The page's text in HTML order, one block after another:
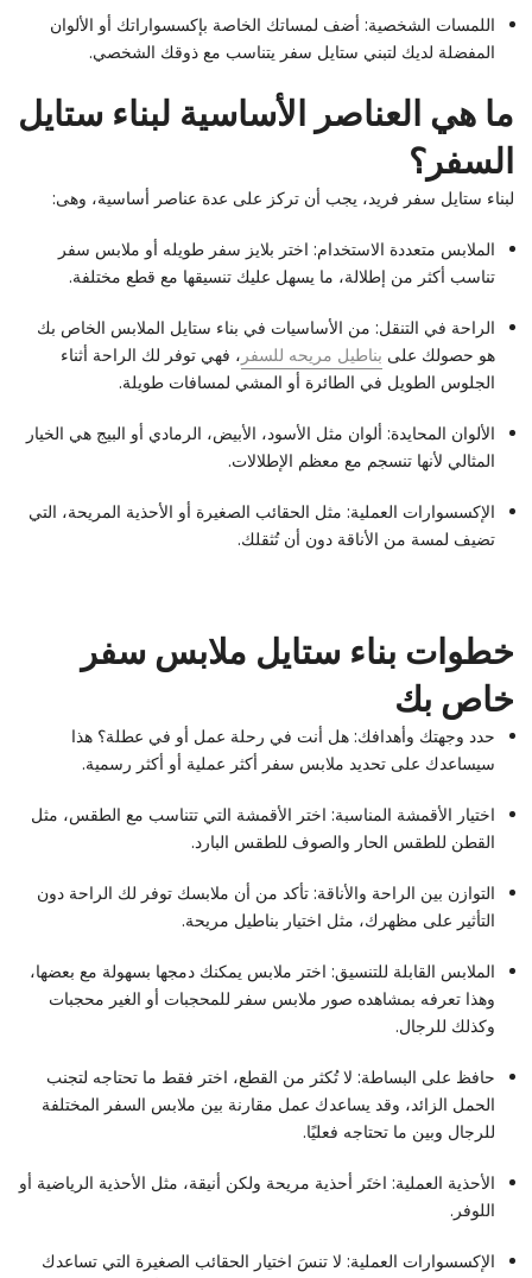
اللمسات الشخصية: أضف لمساتك الخاصة بإكسسواراتك أو الألوان
المفضلة لديك لتبني ستايل سفر يتناسب مع ذوقك الشخصي.
ما هي العناصر الأساسية لبناء ستايل
السفر؟
لبناء ستايل سفر فريد، يجب أن تركز على عدة عناصر أساسية، وهى:
الملابس متعددة الاستخدام: اختر بلايز سفر طويله أو ملابس سفر
تناسب أكثر من إطلالة، ما يسهل عليك تنسيقها مع قطع مختلفة.
الراحة في التنقل: من الأساسيات في بناء ستايل الملابس الخاص بك
هو حصولك على بناطيل مريحه للسفر ، فهي توفر لك الراحة أثناء
الجلوس الطويل في الطائرة أو المشي لمسافات طويلة.
الألوان المحايدة: ألوان مثل الأسود، الأبيض، الرمادي أو البيج هي الخيار
المثالي لأنها تنسجم مع معظم الإطلالات.
الإكسسوارات العملية: مثل الحقائب الصغيرة أو الأحذية المريحة، التي
تضيف لمسة من الأناقة دون أن تُثقلك.
خطوات بناء ستايل ملابس سفر
خاص بك
حدد وجهتك وأهدافك: هل أنت في رحلة عمل أو في عطلة؟ هذا
سيساعدك على تحديد ملابس سفر أكثر عملية أو أكثر رسمية.
اختيار الأقمشة المناسبة: اختر الأقمشة التي تتناسب مع الطقس، مثل
القطن للطقس الحار والصوف للطقس البارد.
التوازن بين الراحة والأناقة: تأكد من أن ملابسك توفر لك الراحة دون
التأثير على مظهرك، مثل اختيار بناطيل مريحة.
الملابس القابلة للتنسيق: اختر ملابس يمكنك دمجها بسهولة مع بعضها،
وهذا تعرفه بمشاهده صور ملابس سفر للمحجبات أو الغير محجبات
وكذلك للرجال.
حافظ على البساطة: لا تُكثر من القطع، اختر فقط ما تحتاجه لتجنب
الحمل الزائد، وقد يساعدك عمل مقارنة بين ملابس السفر المختلفة
للرجال وبين ما تحتاجه فعليًا.
الأحذية العملية: اختَر أحذية مريحة ولكن أنيقة، مثل الأحذية الرياضية أو
اللوفر.
الإكسسوارات العملية: لا تنسَ اختيار الحقائب الصغيرة التي تساعدك